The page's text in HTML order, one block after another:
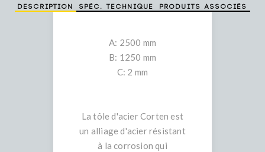
Description Spéc. technique Produits associés
A: 2500 mm
B: 1250 mm
C: 2 mm
La tôle d'acier Corten est
un alliage d'acier résistant
à la corrosion qui